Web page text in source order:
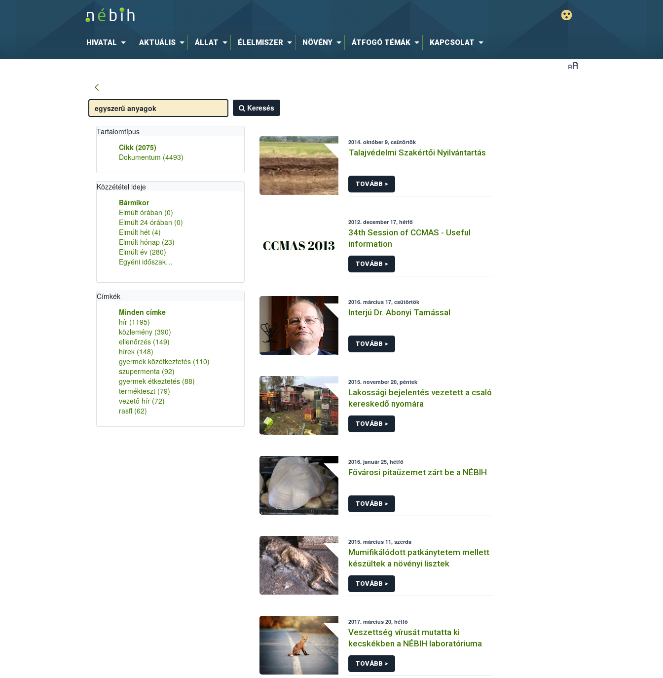
HIVATAL AKTUÁLIS ÁLLAT ÉLELMISZER NÖVÉNY ÁTFOGÓ TÉMÁK KAPCSOLAT
Keresés
Tartalomtípus
Cikk (2075)
Dokumentum (4493)
Közzététel ideje
Bármikor
Elmúlt órában (0)
Elmúlt 24 órában (0)
Elmúlt hét (4)
Elmúlt hónap (23)
Elmúlt év (280)
Egyéni időszak…
Címkék
Minden címke
hír (1195)
közlemény (390)
ellenőrzés (149)
hírek (148)
gyermek közétkeztetés (110)
szupermenta (92)
gyermek étkeztetés (88)
termékteszt (79)
vezető hír (72)
rasff (62)
2014. október 9, csütörtök
Talajvédelmi Szakértői Nyilvántartás
TOVÁBB >
2012. december 17, hétfő
34th Session of CCMAS - Useful
information
TOVÁBB >
2016. március 17, csütörtök
Interjú Dr. Abonyi Tamással
TOVÁBB >
2015. november 20, péntek
Lakossági bejelentés vezetett a csaló
kereskedő nyomára
TOVÁBB >
2016. január 25, hétfő
Fővárosi pitaüzemet zárt be a NÉBIH
TOVÁBB >
2015. március 11, szerda
Mumifikálódott patkánytetem mellett
készültek a növényi lisztek
TOVÁBB >
2017. március 20, hétfő
Veszettség vírusát mutatta ki
kecskékben a NÉBIH laboratóriuma
TOVÁBB >